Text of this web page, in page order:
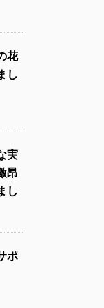
花
し
実
昂
し
ポ